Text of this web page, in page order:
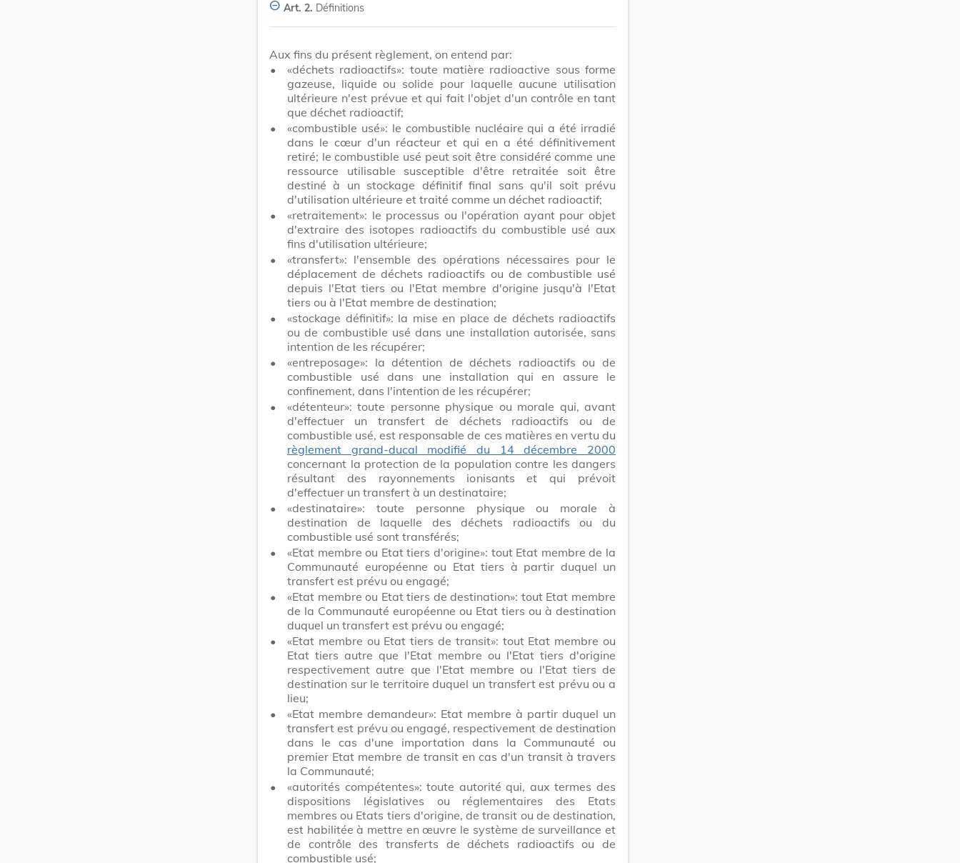
Art. 2. Définitions
Aux fins du présent règlement, on entend par:
•
«déchets radioactifs»: toute matière radioactive sous forme
gazeuse, liquide ou solide pour laquelle aucune utilisation
ultérieure n'est prévue et qui fait l'objet d'un contrôle en tant
que déchet radioactif;
•
«combustible usé»: le combustible nucléaire qui a été irradié
dans le cœur d'un réacteur et qui en a été définitivement
retiré; le combustible usé peut soit être considéré comme une
ressource utilisable susceptible d'être retraitée soit être
destiné à un stockage définitif final sans qu'il soit prévu
d'utilisation ultérieure et traité comme un déchet radioactif;
•
«retraitement»: le processus ou l'opération ayant pour objet
d'extraire des isotopes radioactifs du combustible usé aux
fins d'utilisation ultérieure;
•
«transfert»: l'ensemble des opérations nécessaires pour le
déplacement de déchets radioactifs ou de combustible usé
depuis l'Etat tiers ou l'Etat membre d'origine jusqu'à l'Etat
tiers ou à l'Etat membre de destination;
•
«stockage définitif»: la mise en place de déchets radioactifs
ou de combustible usé dans une installation autorisée, sans
intention de les récupérer;
•
«entreposage»: la détention de déchets radioactifs ou de
combustible usé dans une installation qui en assure le
confinement, dans l'intention de les récupérer;
•
«détenteur»: toute personne physique ou morale qui, avant
d'effectuer un transfert de déchets radioactifs ou de
combustible usé, est responsable de ces matières en vertu du
règlement grand-ducal modifié du 14 décembre 2000
concernant la protection de la population contre les dangers
résultant des rayonnements ionisants et qui prévoit
d'effectuer un transfert à un destinataire;
•
«destinataire»: toute personne physique ou morale à
destination de laquelle des déchets radioactifs ou du
combustible usé sont transférés;
•
«Etat membre ou Etat tiers d'origine»: tout Etat membre de la
Communauté européenne ou Etat tiers à partir duquel un
transfert est prévu ou engagé;
•
«Etat membre ou Etat tiers de destination»: tout Etat membre
de la Communauté européenne ou Etat tiers ou à destination
duquel un transfert est prévu ou engagé;
•
«Etat membre ou Etat tiers de transit»: tout Etat membre ou
Etat tiers autre que l'Etat membre ou l'Etat tiers d'origine
respectivement autre que l'Etat membre ou l'Etat tiers de
destination sur le territoire duquel un transfert est prévu ou a
lieu;
•
«Etat membre demandeur»: Etat membre à partir duquel un
transfert est prévu ou engagé, respectivement de destination
dans le cas d'une importation dans la Communauté ou
premier Etat membre de transit en cas d'un transit à travers
la Communauté;
•
«autorités compétentes»: toute autorité qui, aux termes des
dispositions législatives ou réglementaires des Etats
membres ou Etats tiers d'origine, de transit ou de destination,
est habilitée à mettre en œuvre le système de surveillance et
de contrôle des transferts de déchets radioactifs ou de
combustible usé;